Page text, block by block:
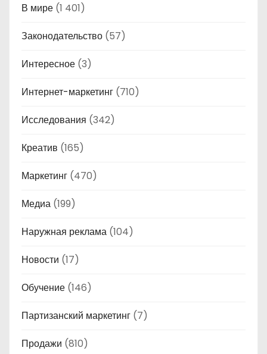
В мире (1 401)
Законодательство (57)
Интересное (3)
Интернет-маркетинг (710)
Исследования (342)
Креатив (165)
Маркетинг (470)
Медиа (199)
Наружная реклама (104)
Новости (17)
Обучение (146)
Партизанский маркетинг (7)
Продажи (810)